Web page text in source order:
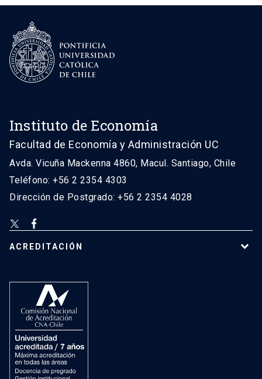
Instituto de Economía
Facultad de Economía y Administración UC
Avda. Vicuña Mackenna 4860, Macul. Santiago, Chile
Teléfono: +56 2 2354 4303
Dirección de Postgrado: +56 2 2354 4028
ACREDITACIÓN